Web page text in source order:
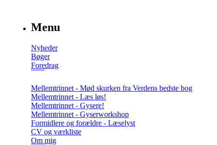
Menu
Nyheder
Bøger
Foredrag
Mellemtrinnet - Mød skurken fra Verdens bedste bog
Mellemtrinnet - Læs løs!
Mellemtrinnet - Gysere!
Mellemtrinnet - Gyserworkshop
Formidlere og forældre - Læselyst
CV og værkliste
Om mig